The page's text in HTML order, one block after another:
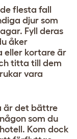
flesta fall
djur som
Fyll deras
åker
eller kortare är
titta till dem
vara
är det bättre
som du
Kom dock